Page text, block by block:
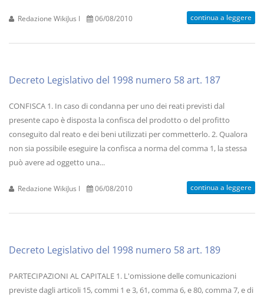
Redazione WikiJus I 06/08/2010 continua a leggere
Decreto Legislativo del 1998 numero 58 art. 187
CONFISCA 1. In caso di condanna per uno dei reati previsti dal
presente capo è disposta la confisca del prodotto o del profitto
conseguito dal reato e dei beni utilizzati per commetterlo. 2. Qualora
non sia possibile eseguire la confisca a norma del comma 1, la stessa
può avere ad oggetto una...
Redazione WikiJus I 06/08/2010 continua a leggere
Decreto Legislativo del 1998 numero 58 art. 189
PARTECIPAZIONI AL CAPITALE 1. L'omissione delle comunicazioni
previste dagli articoli 15, commi 1 e 3, 61, comma 6, e 80, comma 7, e di